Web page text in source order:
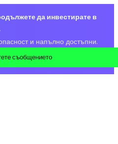
да инвестирате в
и напълно достъпни.
съобщението